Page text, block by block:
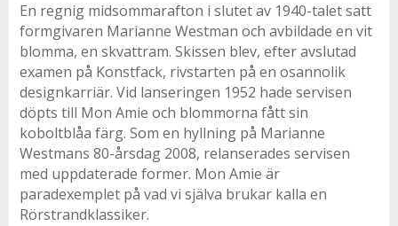
En regnig midsommarafton i slutet av 1940-talet satt
formgivaren Marianne Westman och avbildade en vit
blomma, en skvattram. Skissen blev, efter avslutad
examen på Konstfack, rivstarten på en osannolik
designkarriär. Vid lanseringen 1952 hade servisen
döpts till Mon Amie och blommorna fått sin
koboltblåa färg. Som en hyllning på Marianne
Westmans 80-årsdag 2008, relanserades servisen
med uppdaterade former. Mon Amie är
paradexemplet på vad vi själva brukar kalla en
Rörstrandklassiker.